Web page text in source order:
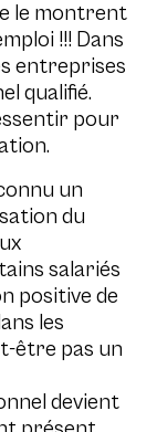
le montrent
!!! Dans
entreprises
qualifié.
pour
un
du
salariés
positive de
les
être pas un
devient